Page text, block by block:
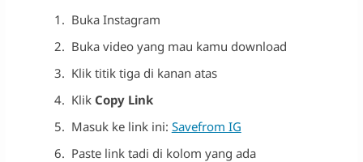
Buka Instagram
Buka video yang mau kamu download
Klik titik tiga di kanan atas
Klik Copy Link
Masuk ke link ini: Savefrom IG
Paste link tadi di kolom yang ada